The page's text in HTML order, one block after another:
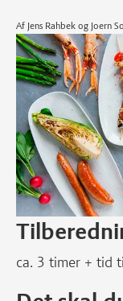
Af Jens Rahbek og Joern
ca. 3 timer + tid